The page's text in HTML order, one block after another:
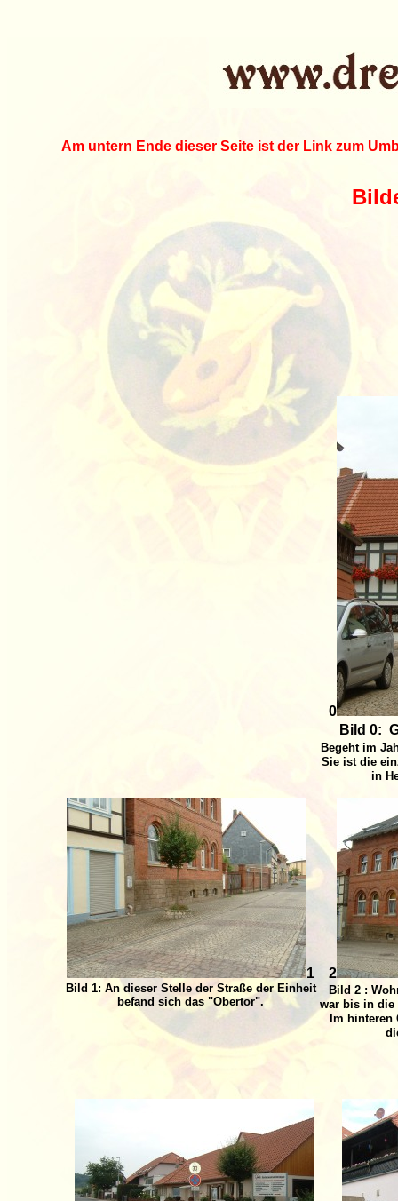
Am untern Ende dieser Seite ist der Link zum
0
Bild 0:
Begeht im
Sie ist die
in
1 2
Bild 1: An dieser Stelle der Straße der Einheit
befand sich das "Obertor".
Bild 2 :
war bis in die
Im